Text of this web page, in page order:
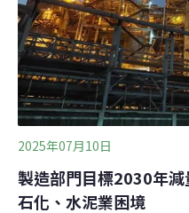
的核心熱區。高暴露風險
萬名65歲以上年長者
2025年07月10日
製造部門目標2030年
石化、水泥業困境